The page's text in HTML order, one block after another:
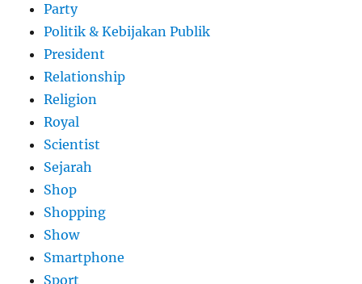
Party
Politik & Kebijakan Publik
President
Relationship
Religion
Royal
Scientist
Sejarah
Shop
Shopping
Show
Smartphone
Sport